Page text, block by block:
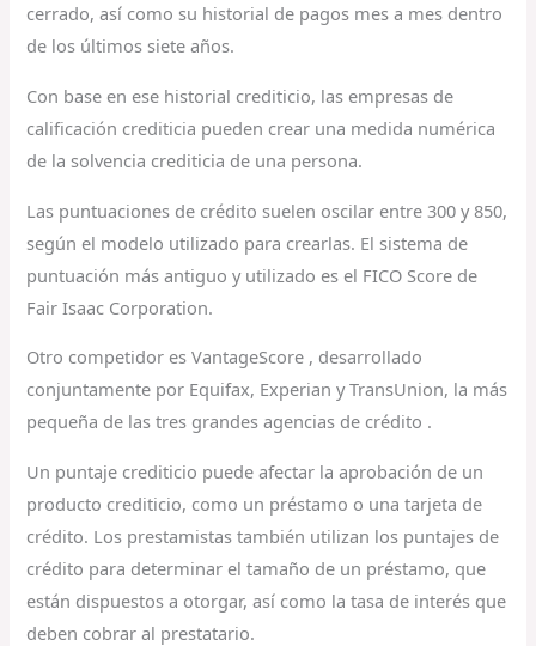
cerrado, así como su historial de pagos mes a mes dentro
de los últimos siete años.
Con base en ese historial crediticio, las empresas de
calificación crediticia pueden crear una medida numérica
de la solvencia crediticia de una persona.
Las puntuaciones de crédito suelen oscilar entre 300 y 850,
según el modelo utilizado para crearlas. El sistema de
puntuación más antiguo y utilizado es el FICO Score de
Fair Isaac Corporation.
Otro competidor es VantageScore , desarrollado
conjuntamente por Equifax, Experian y TransUnion, la más
pequeña de las tres grandes agencias de crédito .
Un puntaje crediticio puede afectar la aprobación de un
producto crediticio, como un préstamo o una tarjeta de
crédito. Los prestamistas también utilizan los puntajes de
crédito para determinar el tamaño de un préstamo, que
están dispuestos a otorgar, así como la tasa de interés que
deben cobrar al prestatario.